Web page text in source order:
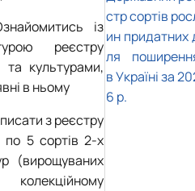
із
реєстру
та культурами,
в ньому
з реєстру
по 5 сортів 2-х
(вирощуваних
стр сортів
ин придатних
ля
в Україні за
6 р.